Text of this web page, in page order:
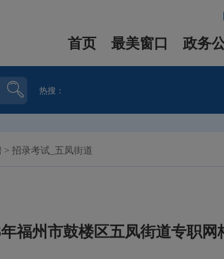
首页 最美窗口 政务
热搜：
> 招录考试_五凤街道
年福州市鼓楼区五凤街道专职网